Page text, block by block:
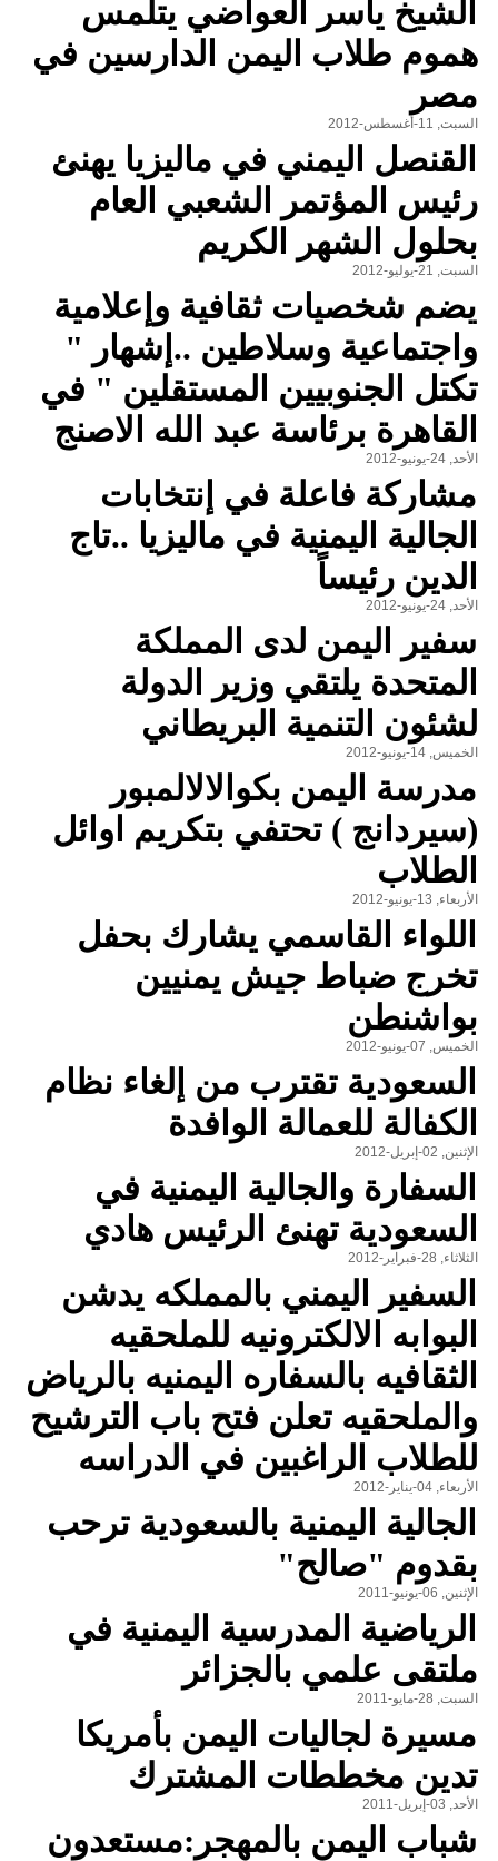
الشيخ ياسر العواضي يتلمس
هموم طلاب اليمن الدارسين في
مصر
السبت, 11-أغسطس-2012
القنصل اليمني في ماليزيا يهنئ
رئيس المؤتمر الشعبي العام
بحلول الشهر الكريم
السبت, 21-يوليو-2012
يضم شخصيات ثقافية وإعلامية
واجتماعية وسلاطين ..إشهار "
تكتل الجنوبيين المستقلين " في
القاهرة برئاسة عبد الله الاصنج
الأحد, 24-يونيو-2012
مشاركة فاعلة في إنتخابات
الجالية اليمنية في ماليزيا ..تاج
الدين رئيساً
الأحد, 24-يونيو-2012
سفير اليمن لدى المملكة
المتحدة يلتقي وزير الدولة
لشئون التنمية البريطاني
الخميس, 14-يونيو-2012
مدرسة اليمن بكوالالالمبور
(سيردانج ) تحتفي بتكريم اوائل
الطلاب
الأربعاء, 13-يونيو-2012
اللواء القاسمي يشارك بحفل
تخرج ضباط جيش يمنيين
بواشنطن
الخميس, 07-يونيو-2012
السعودية تقترب من إلغاء نظام
الكفالة للعمالة الوافدة
الإثنين, 02-إبريل-2012
السفارة والجالية اليمنية في
السعودية تهنئ الرئيس هادي
الثلاثاء, 28-فبراير-2012
السفير اليمني بالمملكه يدشن
البوابه الالكترونيه للملحقيه
الثقافيه بالسفاره اليمنيه بالرياض
والملحقيه تعلن فتح باب الترشيح
للطلاب الراغبين في الدراسه
الأربعاء, 04-يناير-2012
الجالية اليمنية بالسعودية ترحب
بقدوم "صالح"
الإثنين, 06-يونيو-2011
الرياضية المدرسية اليمنية في
ملتقى علمي بالجزائر
السبت, 28-مايو-2011
مسيرة لجاليات اليمن بأمريكا
تدين مخططات المشترك
الأحد, 03-إبريل-2011
شباب اليمن بالمهجر:مستعدون